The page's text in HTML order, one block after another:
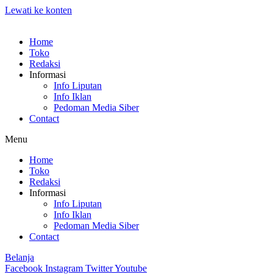
Lewati ke konten
Home
Toko
Redaksi
Informasi
Info Liputan
Info Iklan
Pedoman Media Siber
Contact
Menu
Home
Toko
Redaksi
Informasi
Info Liputan
Info Iklan
Pedoman Media Siber
Contact
Belanja
Facebook Instagram TwitterYoutube